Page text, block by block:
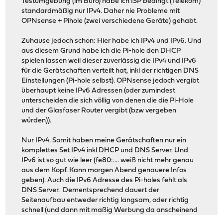
standardmäßig nur IPv4. Daher nie Probleme mit
OPNsense + Pihole (zwei verschiedene Geräte) gehabt.
Zuhause jedoch schon: Hier habe ich IPv4 und IPv6. Und
aus diesem Grund habe ich die Pi-hole den DHCP
spielen lassen weil dieser zuverlässig die IPv4 und IPv6
für die Gerätschaften verteilt hat, inkl der richtigen DNS
Einstellungen (Pi-hole selbst). OPNsense jedoch vergibt
überhaupt keine IPv6 Adressen (oder zumindest
unterscheiden die sich völlig von denen die die Pi-Hole
und der Glasfaser Router vergibt (bzw vergeben
würden)).
Nur IPv4. Somit haben meine Gerätschaften nur ein
komplettes Set IPv4 inkl DHCP und DNS Server. Und
IPv6 ist so gut wie leer (fe80:.... weiß nicht mehr genau
aus dem Kopf. Kann morgen Abend genauere Infos
geben). Auch die IPv6 Adresse des Pi-holes fehlt als
DNS Server. Dementsprechend dauert der
Seitenaufbau entweder richtig langsam, oder richtig
schnell (und dann mit maßig Werbung da anscheinend